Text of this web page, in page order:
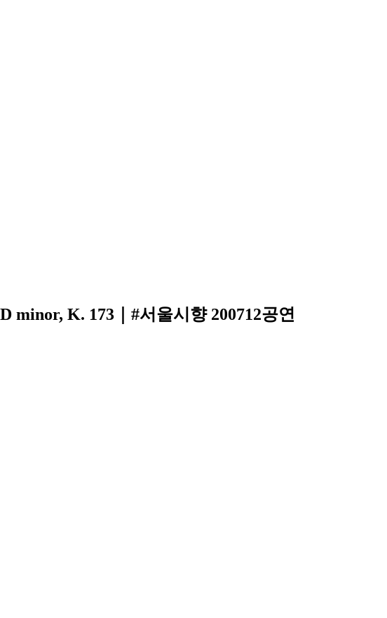
minor, K. 173｜#서울시향 200712공연